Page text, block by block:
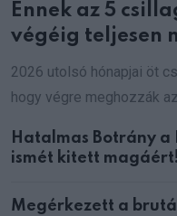
Ennek az 5
végéig teljesen
2026 utolsó hónapjai öt
hogy végre meghozzák
Hatalmas Botrány a
ismét kitett magáért!
Megérkezett a